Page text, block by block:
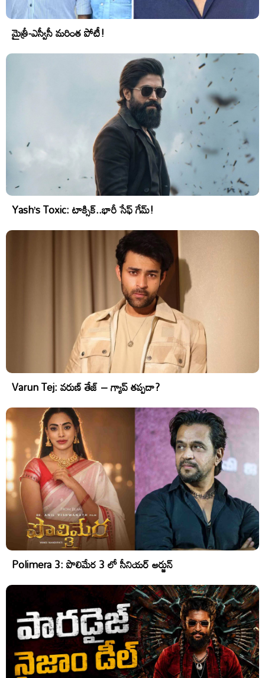
మైత్రీ-ఎస్వీసీ మరింత పోటీ!
Yash’s Toxic: టాక్సిక్..భారీ సేఫ్ గేమ్!
Varun Tej: వరుణ్ తేజ్ – గ్యాప్ తప్పదా?
Polimera 3: పొలిమేర 3 లో సీనియర్ అర్జున్